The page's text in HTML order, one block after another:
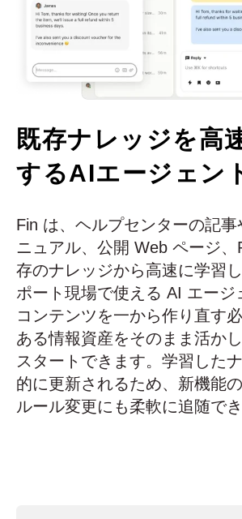
既存ナレッジを高
するAIエージェン
Fin は、ヘルプセンターの記事
ニュアル、公開 Web ページ
存のナレッジから高速に学習
ポート現場で使える AI エージ
コンテンツを一から作り直す
ある情報資産をそのまま活か
スタートできます。学習した
的に更新されるため、新機能
ルール変更にも柔軟に追随でき